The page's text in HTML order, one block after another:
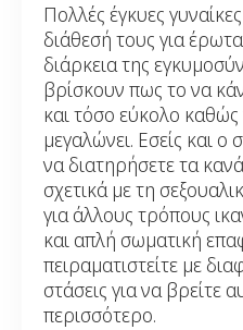
Πολλές έγκυες
διάθεσή τους για
διάρκεια της
βρίσκουν πως το να
και τόσο εύκολο
μεγαλώνει. Εσείς και
να διατηρήσετε τα
σχετικά με τη
για άλλους τρόπους
και απλή σωματική
πειραματιστείτε με
στάσεις για να βρείτε
περισσότερο.